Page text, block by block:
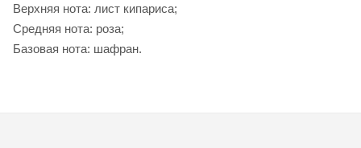
Верхняя нота: лист кипариса;
Средняя нота: роза;
Базовая нота: шафран.